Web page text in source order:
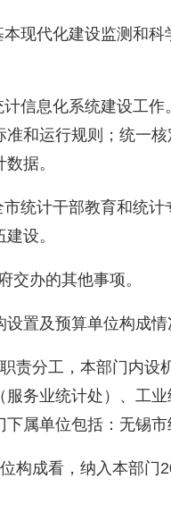
代化建设监测和科
息化系统建设工作
准和运行规则；统一
据。
计干部教育和统计
设。
办的其他事项。
置及预算单位构成情
分工，本部门内设机
服务业统计处）、工
属单位包括：无锡
成看，纳入本部门